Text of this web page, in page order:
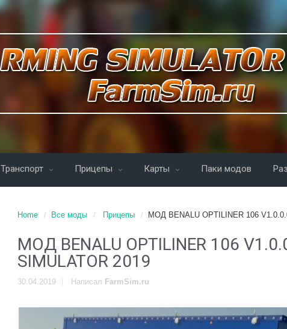
Транспорт Прицепы Карты Паки модов
Home Все моды Прицепы МОД BENALU OPTILINER 106
МОД BENALU OPTILINER 106
SIMULATOR 2019
30.04.2019 Написал FarmSim.ru